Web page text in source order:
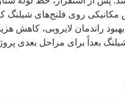
مکانیکی روی فلنج‌های شیلنگ
بهبود راندمان لایروبی، کاهش
بعداً برای مراحل بعدی